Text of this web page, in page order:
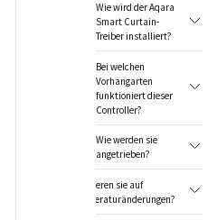
Wie wird der Aqara
Smart Curtain-
Treiber installiert?
Bei welchen
Vorhangarten
funktioniert dieser
Controller?
Wie werden sie
angetrieben?
Reagieren sie auf
Temperaturänderungen?